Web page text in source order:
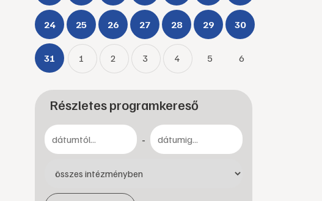
24 25 26 27 28 29 30
31 1 2 3 4 5 6
Részletes programkereső
-